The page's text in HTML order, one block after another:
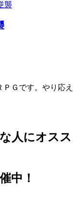
Ｇです。やり応え
人にオスス
中！